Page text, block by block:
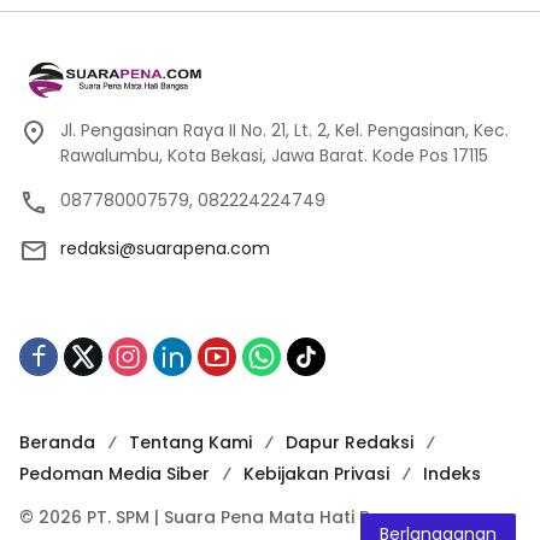
Jl. Pengasinan Raya II No. 21, Lt. 2, Kel. Pengasinan, Kec.
Rawalumbu, Kota Bekasi, Jawa Barat. Kode Pos 17115
087780007579, 082224224749
redaksi@suarapena.com
Beranda Tentang Kami
Dapur Redaksi
Pedoman Media Siber
Kebijakan Privasi
Indeks
© 2026 PT. SPM | Suara Pena Mata Hati Bangsa
Berlangganan